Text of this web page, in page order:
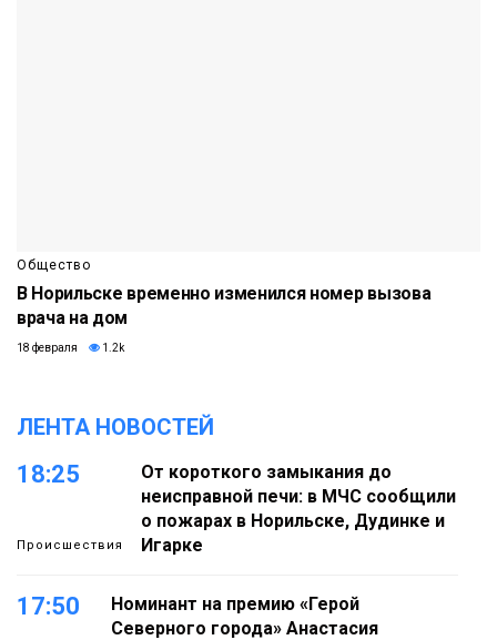
Общество
В Норильске временно изменился номер вызова
врача на дом
18 февраля 1.2k
ЛЕНТА НОВОСТЕЙ
18:25
Происшествия
От короткого замыкания до
неисправной печи: в МЧС сообщили
о пожарах в Норильске, Дудинке и
Игарке
17:50
Номинант на премию «Герой
Северного города» Анастасия